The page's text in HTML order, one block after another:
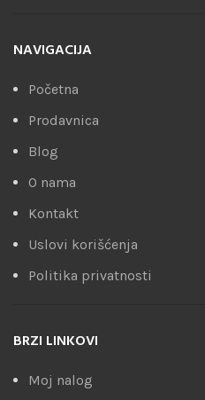
NAVIGACIJA
Početna
Prodavnica
Blog
O nama
Kontakt
Uslovi korišćenja
Politika privatnosti
BRZI LINKOVI
Moj nalog